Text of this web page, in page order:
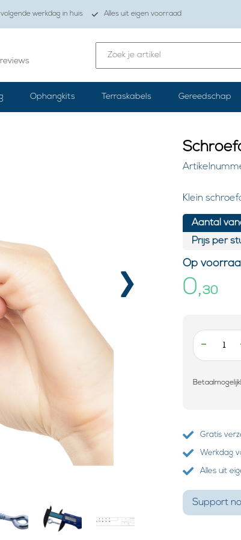
werkdag in huis Alles uit eigen voorraad
Ophangkits Terraskabels Gereedschap
›
Klein
Aantal
Prijs per
Op
0,30
-
Gratis
Werkdag
Alles uit
Support